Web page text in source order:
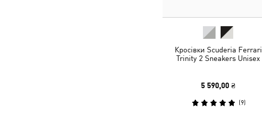
Кросівки Scuderia Ferrari
Trinity 2 Sneakers Unisex
5 590,00 ₴
(9)